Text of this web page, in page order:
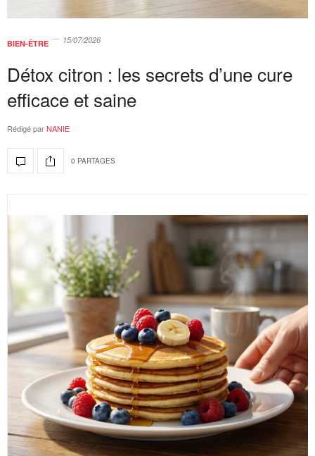
BIEN-ÊTRE 15/07/2026
Détox citron : les secrets d’une cure
efficace et saine
Rédigé parNANIE
0 PARTAGES